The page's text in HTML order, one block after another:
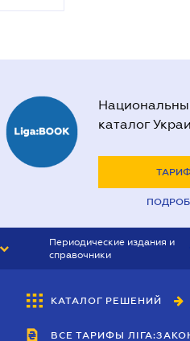
каталог
Периодические издания и
справочники
БУХГАЛТЕР&ЗАКОН
ВЕСТНИК МСФО
КАТАЛОГ РЕШЕНИЙ
ВСЕ ТАРИФЫ